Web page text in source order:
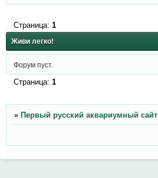
Живи легко!
Страница: 1
Форум пуст.
Страница: 1
» Первый русский аквариумный сайт